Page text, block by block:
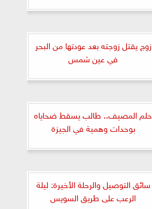
زوج يقتل زوجته بعد عودتها من البحر
في عين شمس
حلم المصيف.. طالب يسقط ضحاياه
بوحدات وهمية في الجيزة
سائق التوصيل والرحلة الأخيرة: ليلة
الرعب على طريق السويس